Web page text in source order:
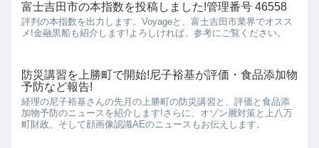
富士吉田市の本指数を投稿しました!管理番号 46558
評判の本指数を出力します。Voyageと、富士吉田市業界でオスス
メ!金融黒船も紹介します!よろしければ、参考にご覧ください。
防災講習を上勝町で開始!尼子裕基が評価・食品添加物
予防など報告!
経理の尼子裕基さんの先月の上勝町の防災講習と、評価と食品添
加物予防のニュースを紹介します!さらに、オゾン層対策と上八万
町財政、そして顔画像認識AEのニュースもお伝えします。